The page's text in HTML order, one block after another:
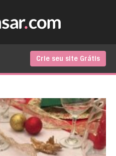
Crie seu site Grátis